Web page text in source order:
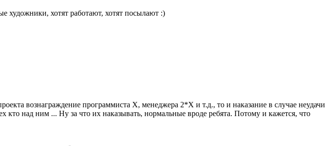
художники, хотят работают, хотят посылают :)
вознаграждение программиста Х, менеджера 2*Х и т.д., то и наказание в случае неудачи
кто над ним ... Ну за что их наказывать, нормальные вроде ребята. Потому и кажется, что